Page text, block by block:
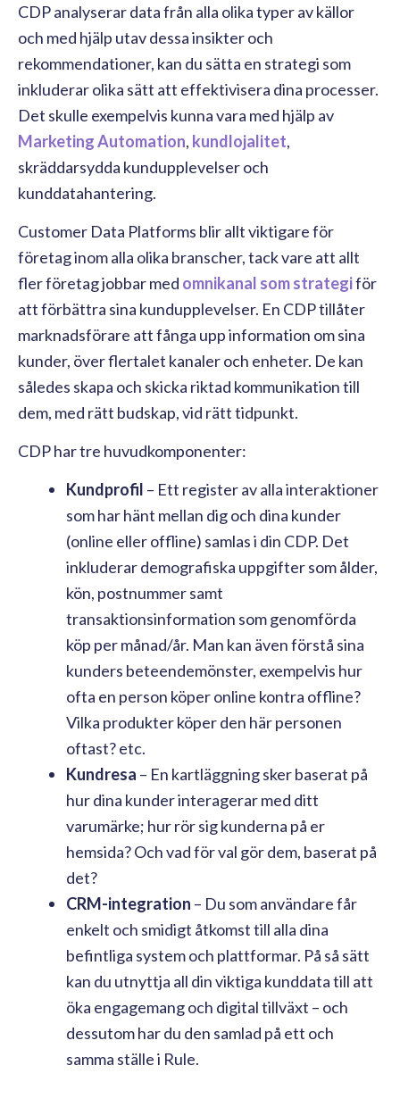
CDP analyserar data från alla olika typer av källor
och med hjälp utav dessa insikter och
rekommendationer, kan du sätta en strategi som
inkluderar olika sätt att effektivisera dina processer.
Det skulle exempelvis kunna vara med hjälp av
Marketing Automation, kundlojalitet,
skräddarsydda kundupplevelseroch
kunddatahantering.
Customer Data Platforms blir allt viktigare för
företag inom alla olika branscher, tack vare att allt
fler företag jobbar med omnikanal som strategiför
att förbättra sina kundupplevelser. En CDP tillåter
marknadsförare att fånga upp information om sina
kunder, över flertalet kanaler och enheter. De kan
således skapa och skicka riktad kommunikation till
dem, med rätt budskap, vid rätt tidpunkt.
CDP har tre huvudkomponenter:
Kundprofil – Ett register av alla interaktioner
som har hänt mellan dig och dina kunder
(online eller offline) samlas i din CDP. Det
inkluderar demografiska uppgifter som ålder,
kön, postnummer samt
transaktionsinformation som genomförda
köp per månad/år. Man kan även förstå sina
kunders beteendemönster, exempelvis hur
ofta en person köper online kontra offline?
Vilka produkter köper den här personen
oftast? etc.
Kundresa – En kartläggning sker baserat på
hur dina kunder interagerar med ditt
varumärke; hur rör sig kunderna på er
hemsida? Och vad för val gör dem, baserat på
det?
CRM-integration – Du som användare får
enkelt och smidigt åtkomst till alla dina
befintliga system och plattformar. På så sätt
kan du utnyttja all din viktiga kunddata till att
öka engagemang och digital tillväxt – och
dessutom har du den samlad på ett och
samma ställe i Rule.